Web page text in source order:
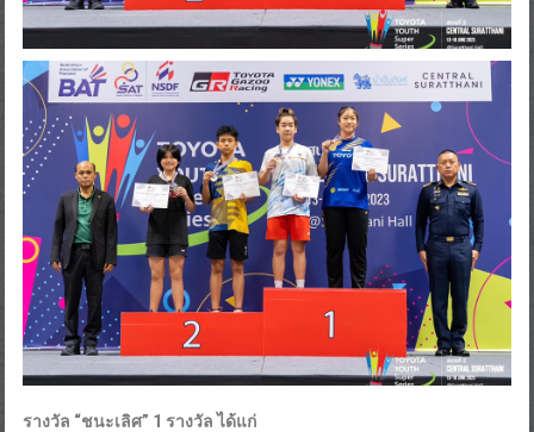
รางวัล “ชนะเลิศ” 1 รางวัล ได้แก่